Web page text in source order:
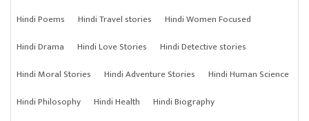
Hindi Poems
Hindi Travel stories
Hindi Women Focused
Hindi Drama
Hindi Love Stories
Hindi Detective stories
Hindi Moral Stories
Hindi Adventure Stories
Hindi Human Science
Hindi Philosophy
Hindi Health
Hindi Biography